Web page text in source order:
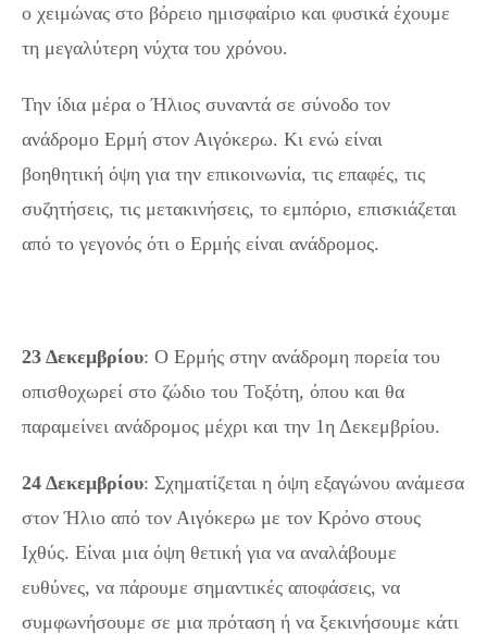
ο χειμώνας στο βόρειο ημισφαίριο και φυσικά έχουμε
τη μεγαλύτερη νύχτα του χρόνου.
Την ίδια μέρα ο Ήλιος συναντά σε σύνοδο τον
ανάδρομο Ερμή στον Αιγόκερω. Κι ενώ είναι
βοηθητική όψη για την επικοινωνία, τις επαφές, τις
συζητήσεις, τις μετακινήσεις, το εμπόριο, επισκιάζεται
από το γεγονός ότι ο Ερμής είναι ανάδρομος.
23 Δεκεμβρίου: Ο Ερμής στην ανάδρομη πορεία του
οπισθοχωρεί στο ζώδιο του Τοξότη, όπου και θα
παραμείνει ανάδρομος μέχρι και την 1η Δεκεμβρίου.
24 Δεκεμβρίου: Σχηματίζεται η όψη εξαγώνου ανάμεσα
στον Ήλιο από τον Αιγόκερω με τον Κρόνο στους
Ιχθύς. Είναι μια όψη θετική για να αναλάβουμε
ευθύνες, να πάρουμε σημαντικές αποφάσεις, να
συμφωνήσουμε σε μια πρόταση ή να ξεκινήσουμε κάτι